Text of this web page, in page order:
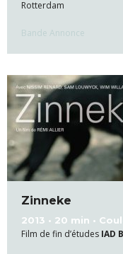
Rotterdam
Bande Annonce
Zinneke
2013 • 20 min •
Film de fin d’études IAD